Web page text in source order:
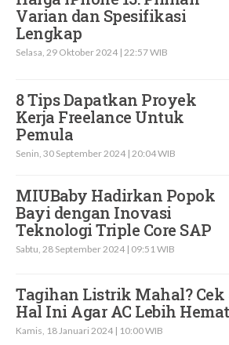
Varian dan Spesifikasi
Lengkap
Selasa, 29 Oktober 2024 | 22:57 WIB
8 Tips Dapatkan Proyek
Kerja Freelance Untuk
Pemula
Senin, 30 September 2024 | 20:04 WIB
MIUBaby Hadirkan Popok
Bayi dengan Inovasi
Teknologi Triple Core SAP
Sabtu, 28 September 2024 | 09:51 WIB
Tagihan Listrik Mahal? Cek
Hal Ini Agar AC Lebih Hemat
Kamis, 18 Januari 2024 | 10:00 WIB